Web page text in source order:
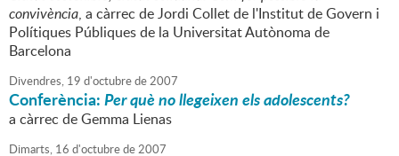
convivència, a càrrec de Jordi Collet de l'Institut de Govern i
Polítiques Públiques de la Universitat Autònoma de
Barcelona
Divendres, 19 d'octubrede2007
Conferència:Per què no llegeixen els adolescents?
a càrrec de Gemma Lienas
Dimarts, 16 d'octubrede2007